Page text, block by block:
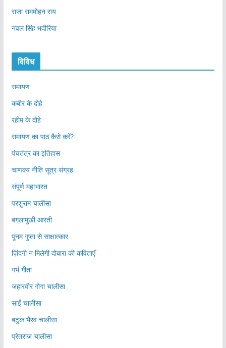
राजा राममोहन राय
नवल सिंह भदौरिया
विविध
रामायण
कबीर के दोहे
रहीम के दोहे
रामायण का पाठ कैसे करें?
पंचतंत्र का इतिहास
चाणक्य नीति सूत्र संग्रह
संपूर्ण महाभारत
परशुराम चालीसा
बगलामुखी आरती
पूनम गुप्ता से साक्षात्कार
ज़िंदगी न मिलेगी दोबारा की कविताएँ
गर्भ गीता
जहारवीर गोगा चालीसा
साईं चालीसा
बटुक भैरव चालीसा
प्रेतराज चालीसा